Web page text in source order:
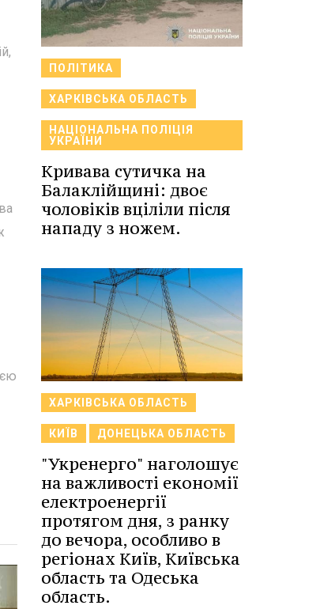
ПОЛІТИКА
ХАРКІВСЬКА ОБЛАСТЬ
НАЦІОНАЛЬНА ПОЛІЦІЯ
УКРАЇНИ
Кривава сутичка на
Балаклійщині: двоє
чоловіків вціліли після
нападу з ножем.
ХАРКІВСЬКА ОБЛАСТЬ
КИЇВ ДОНЕЦЬКА ОБЛАСТЬ
"Укренерго" наголошує
на важливості економії
електроенергії
протягом дня, з ранку
до вечора, особливо в
регіонах Київ, Київська
область та Одеська
область.